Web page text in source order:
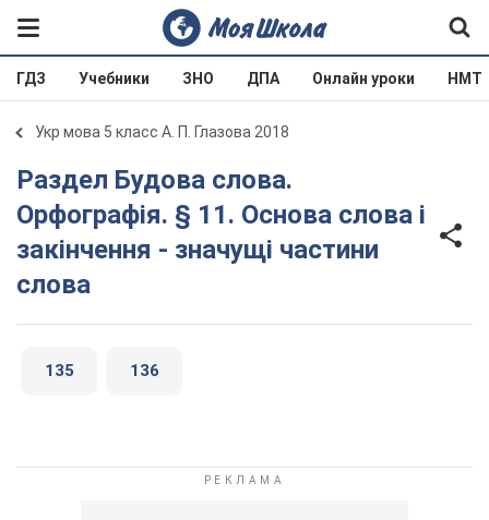
ГДЗ Учебники ЗНО ДПА Онлайн уроки НМТ
Укр мова 5 класс А. П. Глазова 2018
Раздел Будова слова.
Орфографія. § 11. Основа слова і
закінчення - значущі частини
слова
135 136